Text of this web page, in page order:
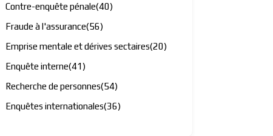
Contre-enquête pénale(40)
Fraude à l'assurance(56)
Emprise mentale et dérives sectaires(20)
Enquête interne(41)
Recherche de personnes(54)
Enquêtes internationales(36)